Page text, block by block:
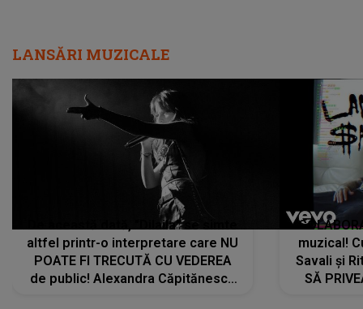
LANSĂRI MUZICALE
De această dată, "Dilaila" se simte
altfel printr-o interpretare care NU
POATE FI TRECUTĂ CU VEDEREA
de public! Alexandra Căpitănescu
muzical!
Savali și
SĂ